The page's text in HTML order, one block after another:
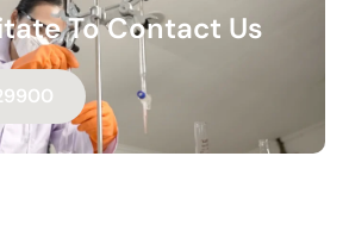
To Contact Us